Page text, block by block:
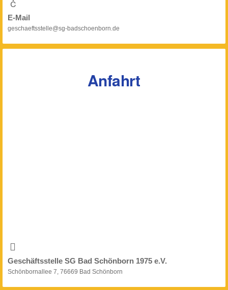
E-Mail
geschaeftsstelle@sg-badschoenborn.de
Anfahrt
Geschäftsstelle SG Bad Schönborn 1975 e.V.
Schönbornallee 7, 76669 Bad Schönborn